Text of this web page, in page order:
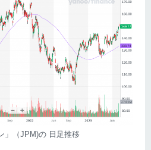
」（JPM)の 日足推移